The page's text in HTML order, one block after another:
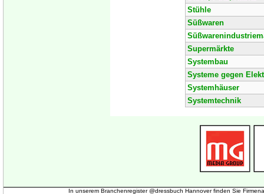
Stühle
Süßwaren
Supermärkte
Systembau
Systeme gegen
Systemhäuser
Systemtechnik
In unserem Branchenregister @dressbuch Hannover finden Sie